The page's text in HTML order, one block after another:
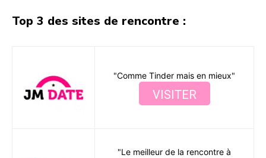
Top 3 des sites de rencontre :
"Comme Tinder mais en mieux"
VISITER
"Le meilleur de la rencontre à